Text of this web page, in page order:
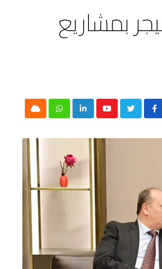
بمشاريع
Youtube
LinkedIn
Whatsapp
Cloud